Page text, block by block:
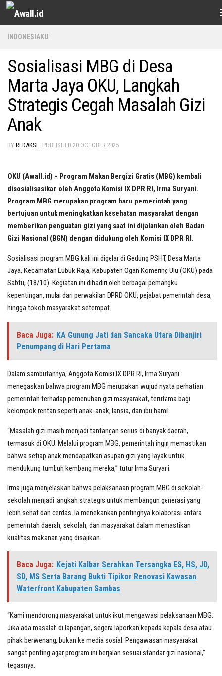
Skip to content
INDONESIAKU
Sosialisasi MBG di Desa
Marta Jaya OKU, Langkah
Strategis Cegah Masalah Gizi
Anak
BY REDAKSI · PUBLISHED 20 OCTOBER 2025
OKU (Awall.id) – Program Makan Bergizi Gratis (MBG) kembali
disosialisasikan oleh Anggota Komisi IX DPR RI, Irma Suryani.
Program MBG merupakan program baru pemerintah yang
bertujuan untuk meningkatkan kesehatan masyarakat dengan
memberikan penguatan gizi yang saat ini dijalankan oleh Badan
Gizi Nasional (BGN) dengan didukung oleh Komisi IX DPR RI.
Sosialisasi program MBG kali ini digelar di Gedung PSHT, Desa Marta
Jaya, Kecamatan Lubuk Raja, Kabupaten Ogan Komering Ulu (OKU) pada
Sabtu, (18/10). Kegiatan ini dihadiri oleh berbagai pemangku
kepentingan, mulai dari perwakilan DPRD OKU, pejabat pemerintah desa,
hingga tokoh masyarakat setempat.
Baca Juga: KA Gunung Jati dan Sancaka Utara Dibanjiri
Penumpang di Hari Pertama
Dalam sambutannya, Anggota Komisi IX DPR RI, Irma Suryani
menegaskan bahwa program MBG merupakan wujud nyata perhatian
pemerintah terhadap pemenuhan gizi masyarakat, terutama bagi
kelompok rentan seperti anak-anak, lansia, dan ibu hamil.
“Masalah gizi masih menjadi tantangan serius di banyak daerah,
termasuk di OKU. Melalui program MBG, pemerintah ingin memastikan
bahwa setiap anak mendapatkan asupan gizi yang layak untuk
mendukung tumbuh kembang mereka,” tutur Irma Suryani.
Irma juga menjelaskan bahwa pelaksanaan program MBG di sekolah-
sekolah menjadi langkah strategis untuk membangun generasi yang
lebih sehat dan cerdas. Ia menekankan pentingnya kolaborasi antara
pemerintah daerah, sekolah, dan masyarakat dalam memastikan
kualitas makanan yang disajikan.
Baca Juga: Kejati Kalbar Serahkan Tersangka ES, HS, JD,
SD, MS Serta Barang Bukti Tipikor Renovasi Kawasan
Waterfront Kabupaten Sambas
“Kami mendorong masyarakat untuk ikut mengawasi pelaksanaan MBG.
Jika ada masalah di lapangan, segera laporkan kepada kepala desa atau
pihak berwenang, bukan ke media sosial. Pengawasan masyarakat
sangat penting agar program ini berjalan sesuai standar gizi nasional,”
tegasnya.